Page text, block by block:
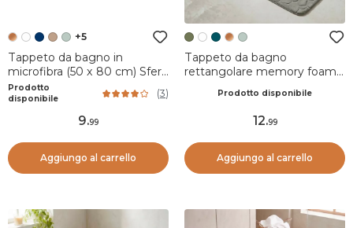
+5
Tappeto da bagno in
microfibra (50 x 80 cm) Sfere
Rame
Prodotto
disponibile
(3)
9.99
Aggiungo al carrello
Tappeto da bagno
rettangolare memory foam
Prodotto disponibile
12.99
Aggiungo al carrello